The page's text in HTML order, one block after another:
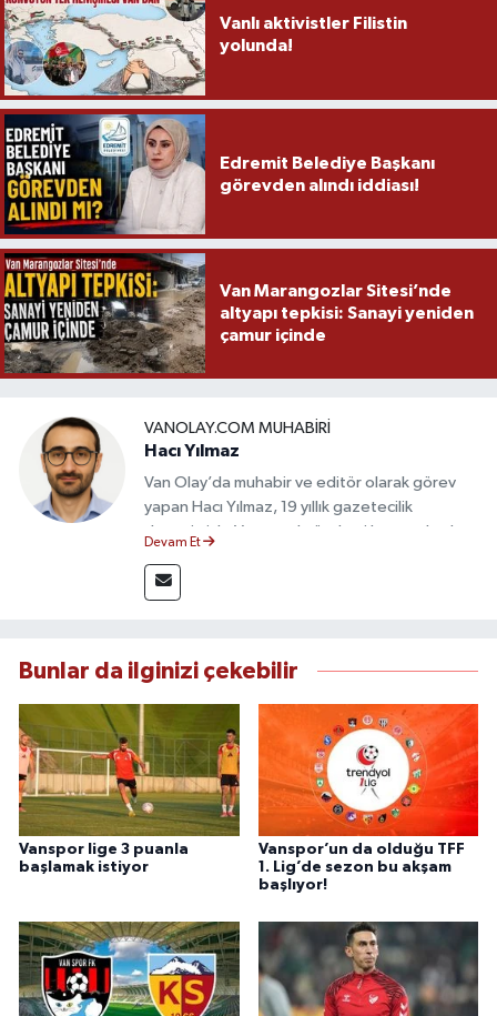
Vanlı aktivistler Filistin
yolunda!
Edremit Belediye Başkanı
görevden alındı iddiası!
Van Marangozlar Sitesi’nde
altyapı tepkisi: Sanayi yeniden
çamur içinde
VANOLAY.COM MUHABIRI
Hacı Yılmaz
Van Olay’da muhabir ve editör olarak görev
yapan Hacı Yılmaz, 19 yıllık gazetecilik
deneyimiyle Van yerel gündemi başta olmak
takip etmektedir. Editoryal sürece katkı sunan
Yılmaz, tarafsızlık, doğruluk ve etik ilkeler
bilgilendirmektedir.
Devam Et
Bunlar da ilginizi çekebilir
Vanspor lige 3 puanla
başlamak istiyor
Vanspor’un da olduğu TFF
1. Lig’de sezon bu akşam
başlıyor!